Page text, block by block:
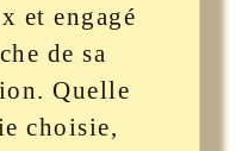
et engagé
de sa
Quelle
choisie,